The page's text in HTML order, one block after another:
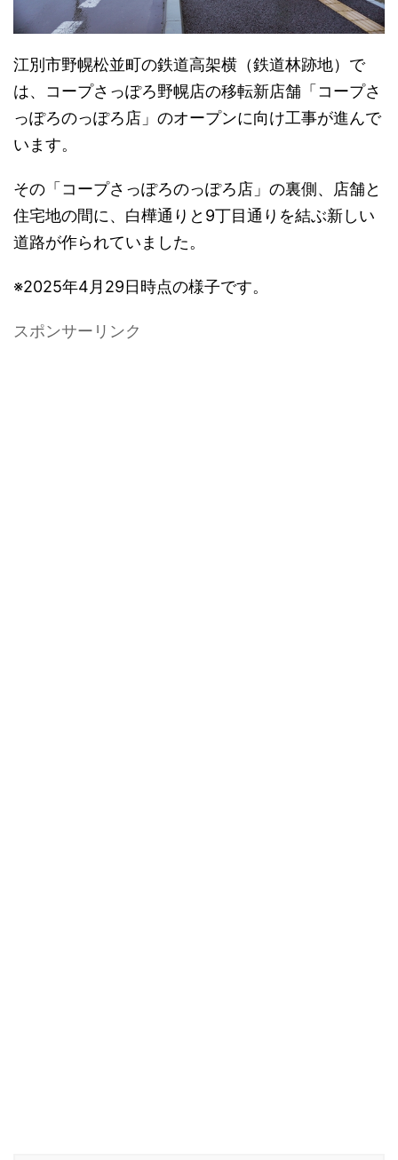
江別市野幌松並町の鉄道高架横（鉄道林跡地）で
は、コープさっぽろ野幌店の移転新店舗「コープさ
っぽろのっぽろ店」のオープンに向け工事が進んで
います。
その「コープさっぽろのっぽろ店」の裏側、店舗と
住宅地の間に、白樺通りと9丁目通りを結ぶ新しい
道路が作られていました。
※2025年4月29日時点の様子です。
スポンサーリンク